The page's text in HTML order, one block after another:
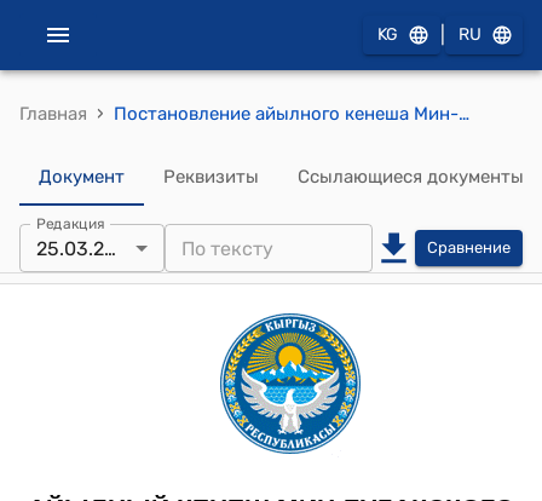
KG RU
Главная › Постановление айылного кенеша Мин-Булакского айылного аймака от 25 марта 2026 года № 122 " Об итогах выборов председателя айылного кенеша Мин-Булакского айылного аймака"
Документ Реквизиты Ссылающиеся документы
Редакция
25.03.2026 Сравнение